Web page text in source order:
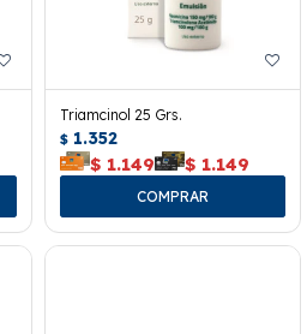
Triamcinol 25 Grs.
$ 1.352
$ 1.149 $ 1.149